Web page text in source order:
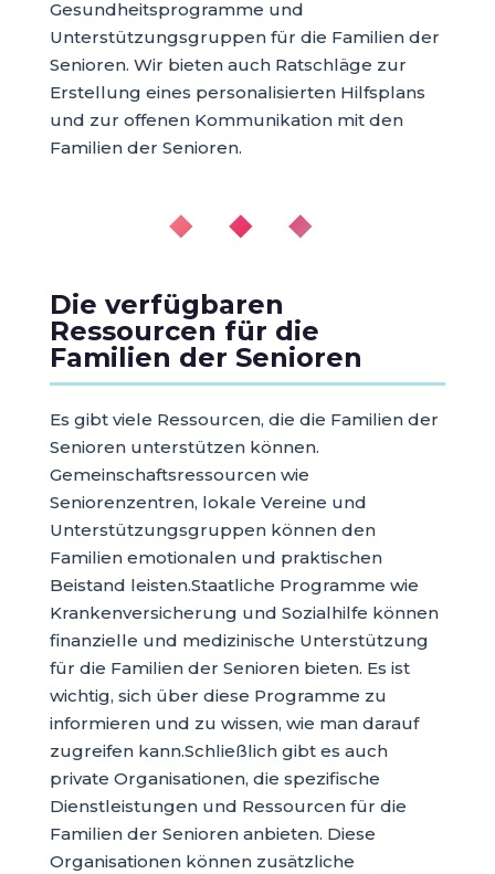
Gesundheitsprogramme und
Unterstützungsgruppen für die Familien der
Senioren. Wir bieten auch Ratschläge zur
Erstellung eines personalisierten Hilfsplans
und zur offenen Kommunikation mit den
Familien der Senioren.
◆ ◆ ◆
Die verfügbaren
Ressourcen für die
Familien der Senioren
Es gibt viele Ressourcen, die die Familien der
Senioren unterstützen können.
Gemeinschaftsressourcen wie
Seniorenzentren, lokale Vereine und
Unterstützungsgruppen können den
Familien emotionalen und praktischen
Beistand leisten.Staatliche Programme wie
Krankenversicherung und Sozialhilfe können
finanzielle und medizinische Unterstützung
für die Familien der Senioren bieten. Es ist
wichtig, sich über diese Programme zu
informieren und zu wissen, wie man darauf
zugreifen kann.Schließlich gibt es auch
private Organisationen, die spezifische
Dienstleistungen und Ressourcen für die
Familien der Senioren anbieten. Diese
Organisationen können zusätzliche